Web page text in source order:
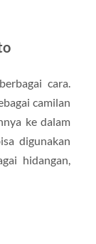
cara.
camilan
ke dalam
digunakan
hidangan,